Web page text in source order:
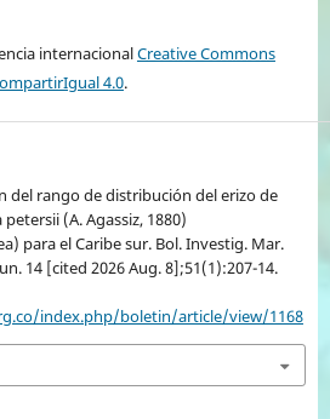
internacionalCreative Commons
4.0.
del rango de distribución del erizo de
(A. Agassiz, 1880)
para el Caribe sur. Bol. Investig. Mar.
14 [cited 2026 Aug. 8];51(1):207-14.
index.php/boletin/article/view/1168